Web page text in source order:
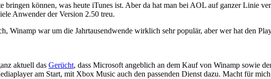
können, was heute iTunes ist. Aber da hat man bei AOL auf ganzer Linie
Anwender der Version 2.50 treu.
Winamp war um die Jahrtausendwende wirklich sehr populär, aber wer hat den
aktuell das Gerücht, dass Microsoft angeblich an dem Kauf von Winamp sowie
am Start, mit Xbox Music auch den passenden Dienst dazu. Macht für